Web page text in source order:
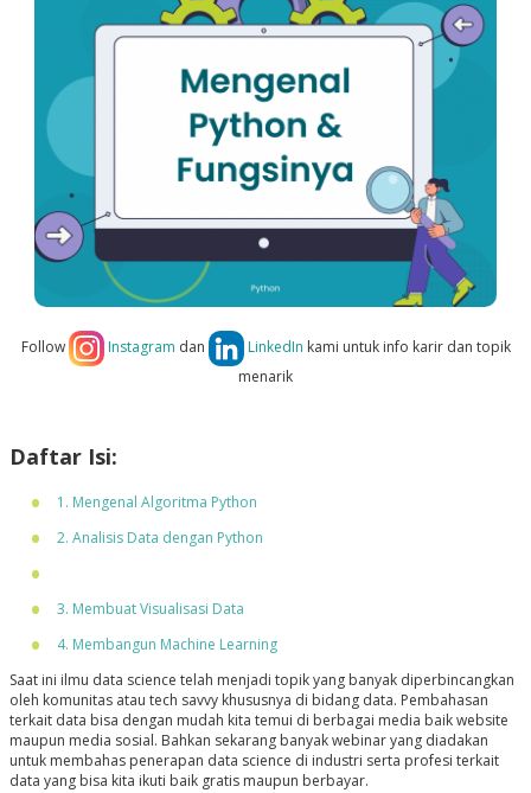
Follow Instagram dan LinkedIn kami untuk info karir dan topik
menarik
Daftar Isi:
1. Mengenal Algoritma Python
2. Analisis Data dengan Python
3. Membuat Visualisasi Data
4. Membangun Machine Learning
Saat ini ilmu data science telah menjadi topik yang banyak diperbincangkan
oleh komunitas atau tech savvy khususnya di bidang data. Pembahasan
terkait data bisa dengan mudah kita temui di berbagai media baik website
maupun media sosial. Bahkan sekarang banyak webinar yang diadakan
untuk membahas penerapan data science di industri serta profesi terkait
data yang bisa kita ikuti baik gratis maupun berbayar.